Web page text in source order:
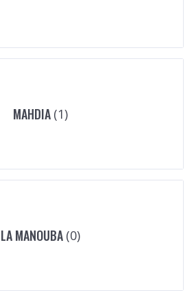
MAHDIA (1)
LA MANOUBA (0)